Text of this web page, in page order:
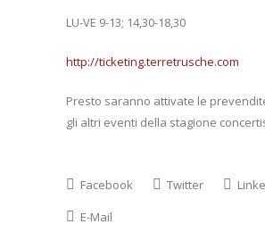
LU-VE 9-13; 14,30-18,30
http://ticketing.terretrusche.com
Presto saranno attivate le
gli altri eventi della stagione
Facebook Twitter
E-Mail